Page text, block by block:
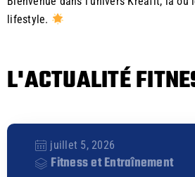
lifestyle.
L'ACTUALITÉ
juillet 5, 2026
Fitness et Entraînement